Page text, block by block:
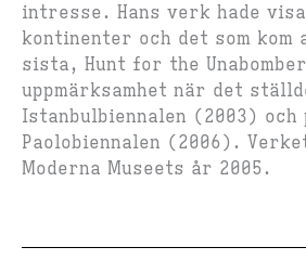
intresse. Hans verk hade
kontinenter och det som kom
sista, Hunt for the
uppmärksamhet när det
Istanbulbiennalen (2003) och
Paolobiennalen (2006).
Moderna Museets år 2005.